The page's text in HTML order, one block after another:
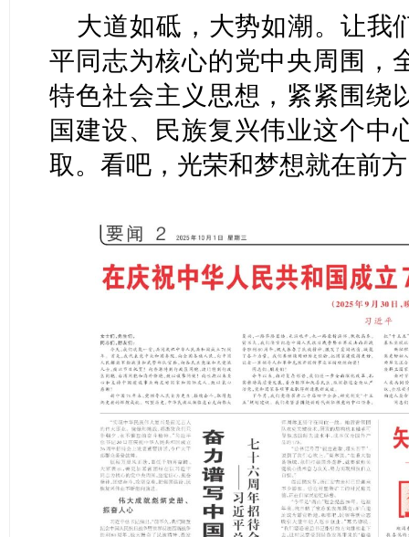
大道如砥，大势如潮。让我
平同志为核心的党中央周围，
特色社会主义思想，紧紧围绕
国建设、民族复兴伟业这个中
取。看吧，光荣和梦想就在前